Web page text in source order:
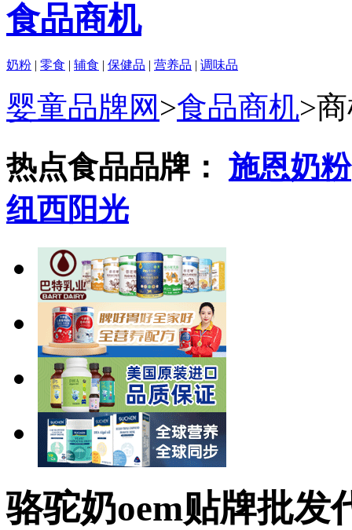
食品商机
奶粉 | 零食 | 辅食 | 保健品 | 营养品 | 调味品
婴童品牌网 >食品商机>
热点食品品牌： 施恩奶粉
纽西阳光
骆驼奶oem贴牌批发